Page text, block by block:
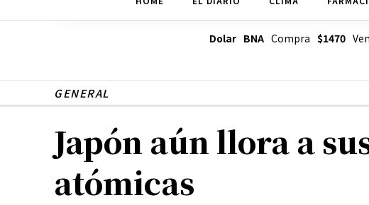
Dolar BNACompra $1470
GENERAL
Japón aún llora a
atómicas